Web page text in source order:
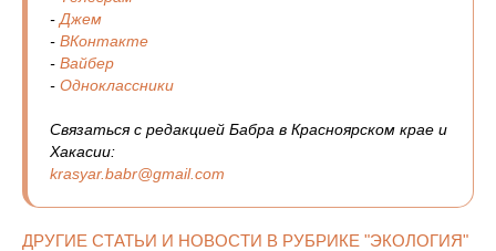
- Джем
- ВКонтакте
- Вайбер
- Одноклассники
Связаться с редакцией Бабра в Красноярском крае и
Хакасии:
krasyar.babr@gmail.com
ДРУГИЕ СТАТЬИ И НОВОСТИ В РУБРИКЕ "ЭКОЛОГИЯ"